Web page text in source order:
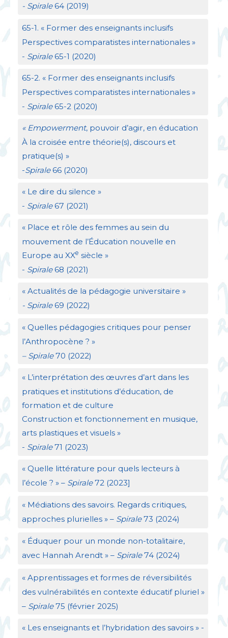
- Spirale64 (2019)
65-1. « Former des enseignants inclusifs
Perspectives comparatistes internationales »
- Spirale65-1 (2020)
65-2. « Former des enseignants inclusifs
Perspectives comparatistes internationales »
- Spirale65-2 (2020)
« Empowerment, pouvoir d’agir, en éducation
À la croisée entre théorie(s), discours et
pratique(s) »
-Spirale66 (2020)
« Le dire du silence »
- Spirale67 (2021)
« Place et rôle des femmes au sein du
mouvement de l’Éducation nouvelle en
Europe au XXe siècle »
- Spirale68 (2021)
« Actualités de la pédagogie universitaire »
- Spirale69 (2022)
« Quelles pédagogies critiques pour penser
l’Anthropocène ? »
– Spirale70 (2022)
« L’interprétation des œuvres d’art dans les
pratiques et institutions d’éducation, de
formation et de culture
Construction et fonctionnement en musique,
arts plastiques et visuels »
- Spirale71 (2023)
« Quelle littérature pour quels lecteurs à
l’école ? » – Spirale72 (2023]
« Médiations des savoirs. Regards critiques,
approches plurielles » – Spirale73 (2024)
« Éduquer pour un monde non-totalitaire,
avec Hannah Arendt » – Spirale74 (2024)
« Apprentissages et formes de réversibilités
des vulnérabilités en contexte éducatif pluriel »
– Spirale75 (février 2025)
« Les enseignants et l’hybridation des savoirs » -